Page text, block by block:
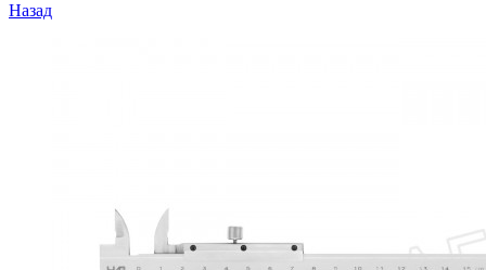
Назад